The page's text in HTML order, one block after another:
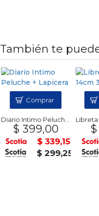
También te
Diario Intimo Peluche + Lapicera
$ 399,00
$ 339,15
$ 299,25
Comprar